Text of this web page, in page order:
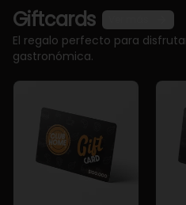
Giftcards
El regalo perfecto para
gastronómica.